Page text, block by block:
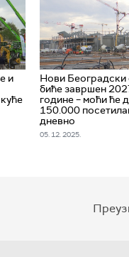
и
Нови Београдски
биће завршен
године – моћи ће
150.000
дневно
05. 12. 2025.